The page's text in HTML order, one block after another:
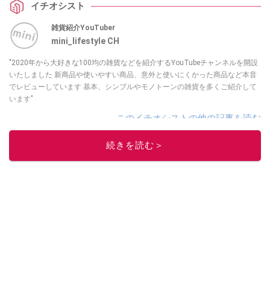
イチオシスト
雑貨紹介YouTuber
mini_lifestyle CH
"2020年から大好きな100均の雑貨などを紹介するYouTubeチャンネルを開設
いたしました 新商品や使いやすい商品、意外と使いにくかった商品など本音
でレビューしています 基本、シンプルやモノトーンの雑貨を多くご紹介して
います"
このイチオシストの他の記事を読む
続きを読む＞